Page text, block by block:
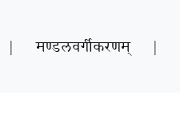
| मण्डलवर्गीकरणम् |